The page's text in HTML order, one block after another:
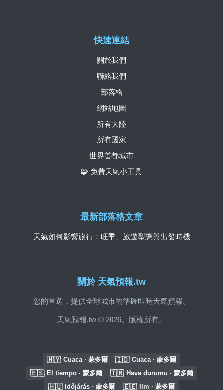
關於 天氣預報.tw
您的首選，提供全球城市的準確即時天氣預報。
天氣預報.tw © 2026。版權所有。
快速連結
關於我們
聯絡我們
部落格
網站地圖
所有大陸
所有國家
世界首都城市
🧩 免費天氣小工具
最新部落格文章
天氣如何影響旅行：旺季、旅遊型態與出發時機
🇲🇾 Cuaca · 蒙多爾 🇮🇩 Cuaca · 蒙多爾
🇪🇸 El tiempo · 蒙多爾 🇹🇷 Hava durumu · 蒙多爾
🇭🇺 Időjárás · 蒙多爾 🇪🇪 Ilm · 蒙多爾